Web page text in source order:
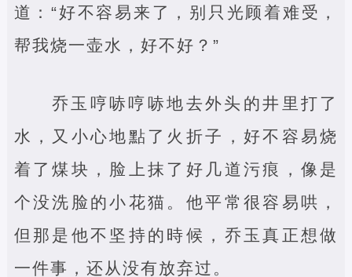
道：“好不容易来了，别只光顾着难受，
帮我烧一壶水，好不好？”
乔玉哼哧哼哧地去外头的井里打了
水，又小心地點了火折子，好不容易烧
着了煤块，脸上抹了好几道污痕，像是
个没洗脸的小花猫。他平常很容易哄，
但那是他不坚持的時候，乔玉真正想做
一件事，还从没有放弃过。